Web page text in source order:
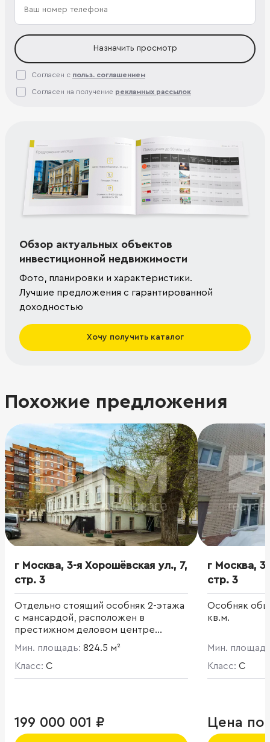
Назначить просмотр
Согласен с польз. соглашением
Согласен на получение рекламных рассылок
Обзор актуальных объектов
инвестиционной недвижимости
Фото, планировки и характеристики.
Лучшие предложения с гарантированной
доходностью
Хочу получить каталог
Похожие предложения
г Москва, 3-я Хорошёвская ул., 7,
стр. 3
Отдельно стоящий особняк 2-этажа
с мансардой, расположен в
престижном деловом центре
Москвы. Общая площадь 824,5 кв. м.
Высота - 3.2 м. Мощность 60 кВт.
Мин. площадь: 824.5 м²
Класс: C
199 000 001 ₽
г Москва,
стр. 3
Особняк
кв.м.
Мин.
Класс: C
Цена по